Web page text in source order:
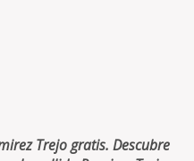
Trejo gratis. Descubre